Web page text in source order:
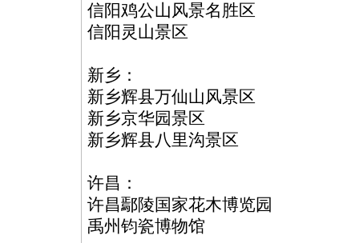
信阳鸡公山风景名胜区
信阳灵山景区
新乡：
新乡辉县万仙山风景区
新乡京华园景区
新乡辉县八里沟景区
许昌：
许昌鄢陵国家花木博览园
禹州钧瓷博物馆